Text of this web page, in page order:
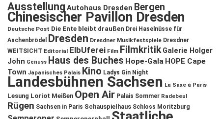
Ausstellung Autohaus Dresden Bergen
Chinesischer Pavillon Dresden
Deutsche Post Die Ente bleibt draußen Drei Haselnüsse für
Aschenbrödel
Dresden Dresdner Musikfestspiele Dresdner
WEITSICHT Editorial ElbUferei Film Filmkritik Galerie Holger
John Genuss Haus des Buches Hope-Gala HOPE Cape
Town Japanisches Palais Kino Ladys Gin Night
Landesbühnen Sachsen La Saxe à Paris
Lesung Loriot Meißen Open Air Palais Sommer Radebeul
Rügen Sachsen in Paris Schauspielhaus Schloss Moritzburg